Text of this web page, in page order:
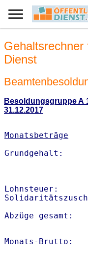
Dienst
Besoldungsgruppe A
31.12.2017
Monatsbeträge
Lohnsteuer:
Abzüge
Monats-